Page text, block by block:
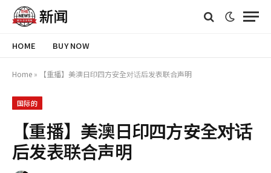
HOME BUY NOW
Home » 【重播】美澳日印四方安全对话后发表联合声明
国际的
【重播】美澳日印四方安全对话
后发表联合声明